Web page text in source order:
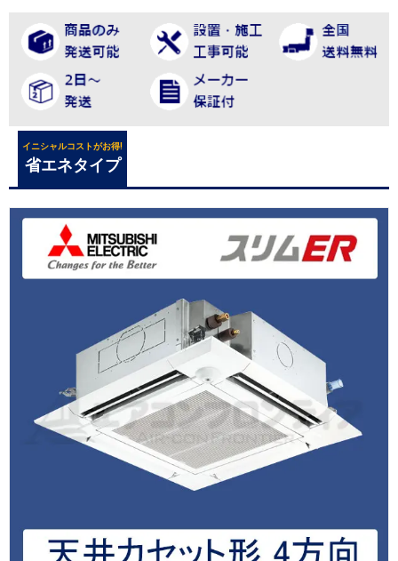
イニシャルコストがお得!
省エネタイプ